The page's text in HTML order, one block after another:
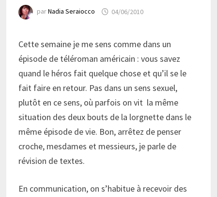
parNadia Seraiocco 04/06/2010
Cette semaine je me sens comme dans un
épisode de téléroman américain : vous savez
quand le héros fait quelque chose et qu’il se le
fait faire en retour. Pas dans un sens sexuel,
plutôt en ce sens, où parfois on vit la même
situation des deux bouts de la lorgnette dans le
même épisode de vie. Bon, arrêtez de penser
croche, mesdames et messieurs, je parle de
révision de textes.
En communication, on s’habitue à recevoir des